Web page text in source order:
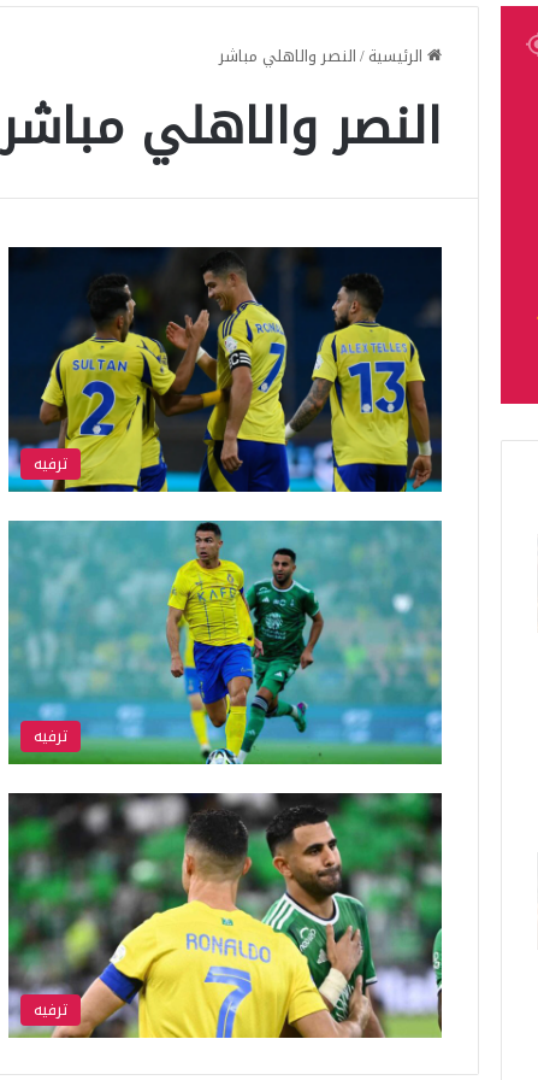
الرئيسية/النصر والاهلي مباشر
النصر والاهلي مباشر
ترفيه
ترفيه
ترفيه